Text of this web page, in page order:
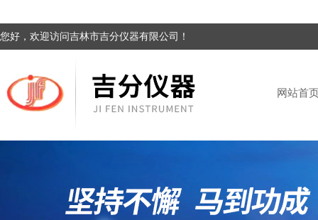
您好，欢迎访问吉林市吉分仪器有限公司！
网站首